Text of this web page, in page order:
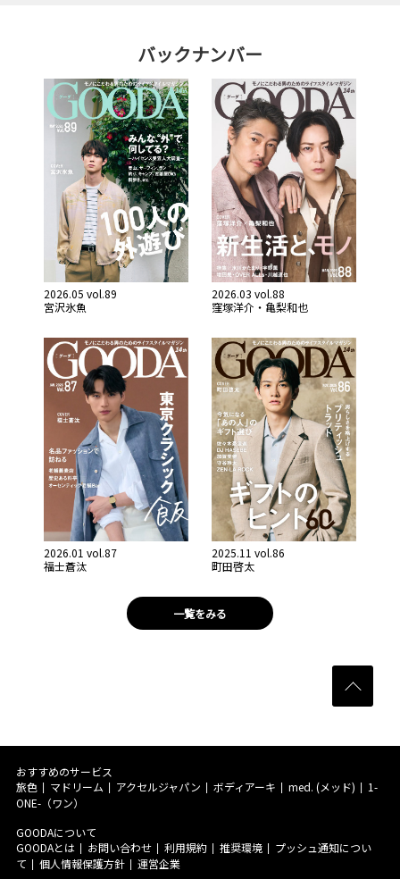
バックナンバー
2026.05 vol.89
宮沢氷魚
2026.03 vol.88
窪塚洋介・亀梨和也
2026.01 vol.87
福士蒼汰
2025.11 vol.86
町田啓太
一覧をみる
おすすめのサービス
旅色
マドリーム アクセルジャパン ボディアーキ med. (メッド)
1-
ONE-（ワン）
GOODAについて
GOODAとは
お問い合わせ 利用規約 推奨環境
プッシュ通知につい
て
個人情報保護方針 運営企業